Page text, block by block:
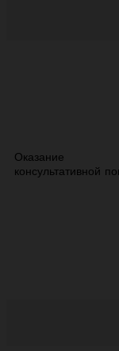
Оказание
консультативной